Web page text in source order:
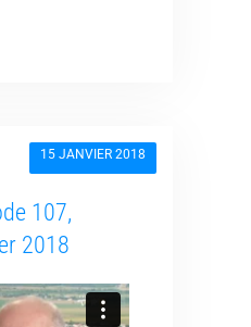
15 JANVIER 2018
107,
2018